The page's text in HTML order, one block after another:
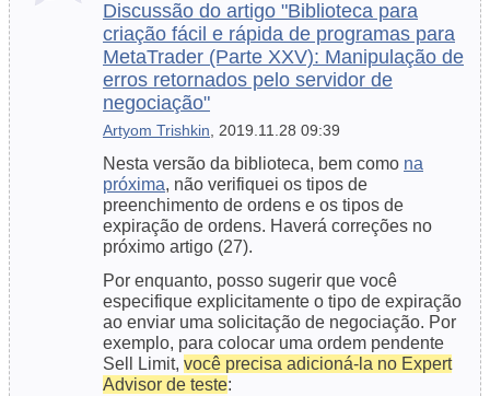
Discussão do artigo "Biblioteca para
criação fácil e rápida de programas para
MetaTrader (Parte XXV): Manipulação de
erros retornados pelo servidor de
negociação"
Artyom Trishkin, 2019.11.28 09:39
Nesta versão da biblioteca, bem como na
próxima, não verifiquei os tipos de
preenchimento de ordens e os tipos de
expiração de ordens. Haverá correções no
próximo artigo (27).
Por enquanto, posso sugerir que você
especifique explicitamente o tipo de expiração
ao enviar uma solicitação de negociação. Por
exemplo, para colocar uma ordem pendente
Sell Limit, você precisa adicioná-la no Expert
Advisor de teste: